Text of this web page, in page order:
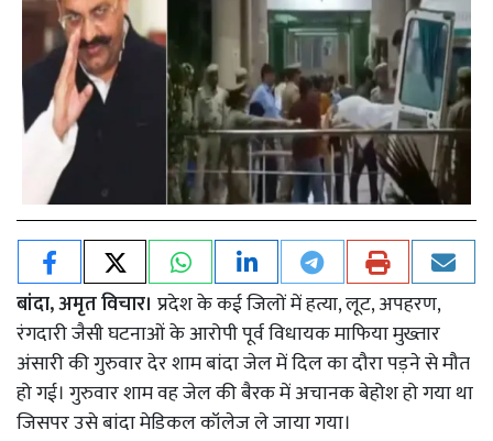
बांदा, अमृत विचार। प्रदेश के कई जिलों में हत्या, लूट, अपहरण,
रंगदारी जैसी घटनाओं के आरोपी पूर्व विधायक माफिया मुख्तार
अंसारी की गुरुवार देर शाम बांदा जेल में दिल का दौरा पड़ने से मौत
हो गई। गुरुवार शाम वह जेल की बैरक में अचानक बेहोश हो गया था
जिसपर उसे बांदा मेडिकल कॉलेज ले जाया गया।